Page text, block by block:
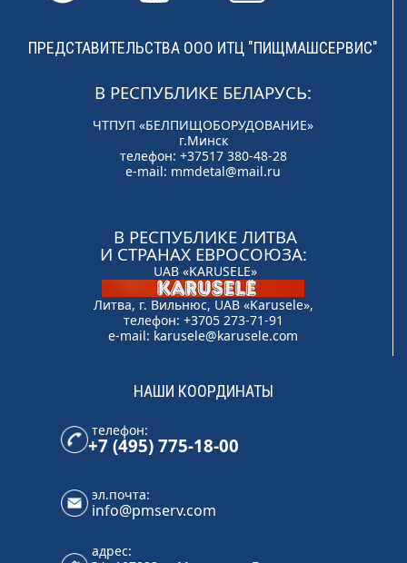
ПРЕДСТАВИТЕЛЬСТВА ООО ИТЦ "ПИЩМАШСЕРВИС"
В РЕСПУБЛИКЕ БЕЛАРУСЬ:
ЧТПУП «БЕЛПИЩОБОРУДОВАНИЕ»
г.Минск
телефон: +37517 380-48-28
e-mail: mmdetal@mail.ru
В РЕСПУБЛИКЕ ЛИТВА
И СТРАНАХ ЕВРОСОЮЗА:
UAB «KARUSELE»
Литва, г. Вильнюс, UAB «Karusele»,
телефон: +3705 273-71-91
e-mail: karusele@karusele.com
НАШИ КООРДИНАТЫ
телефон:
+7 (495) 775-18-00
эл.почта:
info@pmserv.com
адрес: